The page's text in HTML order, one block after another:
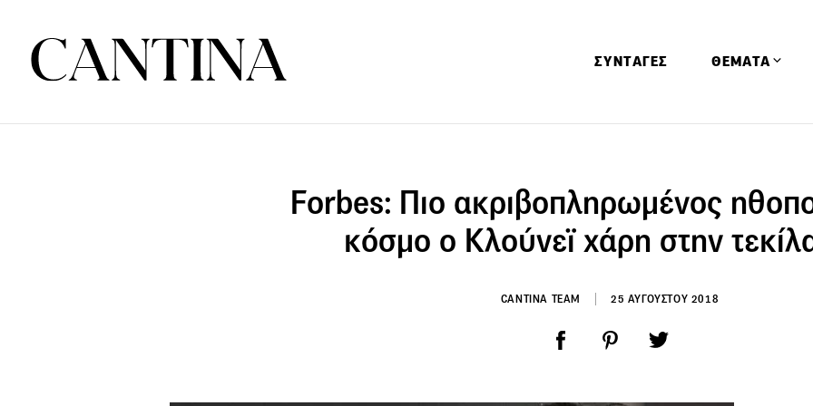
ΣΥΝΤΑΓΕΣ ΘΕΜΑΤΑ
Αφιερώματα
Ειδήσεις
Έρευνες
Παιδί
Forbes: Πιο ακριβοπληρωμένος
κόσμο ο Κλούνεϊ χάρη στην
CANTINA TEAM 25 ΑΥΓΟΥΣΤΟΥ 2018